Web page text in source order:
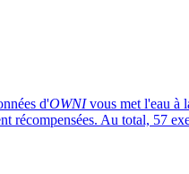
d'OWNIvous met l'eau à
récompensées. Au total, 57